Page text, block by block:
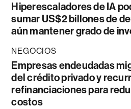
Hiperescaladores de IA
sumar US$2 billones de
aún mantener grado de
NEGOCIOS
Empresas endeudadas
del crédito privado y
refinanciaciones para
costos